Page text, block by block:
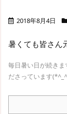
2018年8月4日
暑くても皆さん
毎日暑い日が続き
ださっています